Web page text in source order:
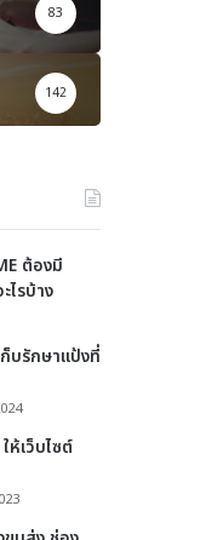
83
142
ต้องมี
ไรบ้าง
ก็บรักษาแป้งที่
ห้เว็บไซต์